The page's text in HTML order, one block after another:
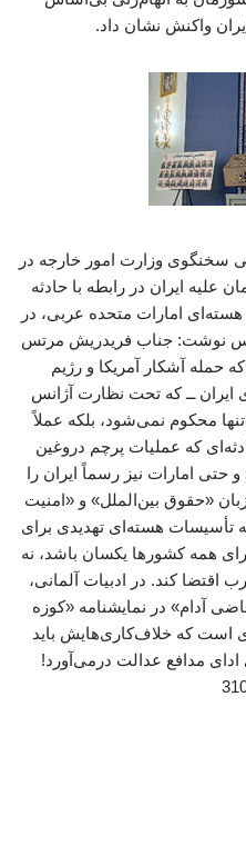
واکنش نشان داد.
سخنگوی وزارت امور خارجه در
علیه ایران در رابطه با حادثه
امارات متحده عربی، در
نوشت: جناب فریدریش مرتس
حمله آشکار آمریکا و رژیم
ــ که تحت نظارت آژانس
محکوم نمی‌شود، بلکه عملاً
که عملیات پرچم دروغین
امارات نیز رسماً ایران را
«حقوق بین‌الملل» و «امنیت
تأسیسات هسته‌ای تهدیدی برای
همه کشورها یکسان باشد، نه
کند. در ادبیات آلمانی،
آدام» در نمایشنامه «کوزه
که خلاف‌کاری‌هایش باید
مدافع عدالت درمی‌آورد!